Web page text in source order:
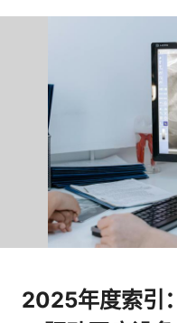
2025年度索引